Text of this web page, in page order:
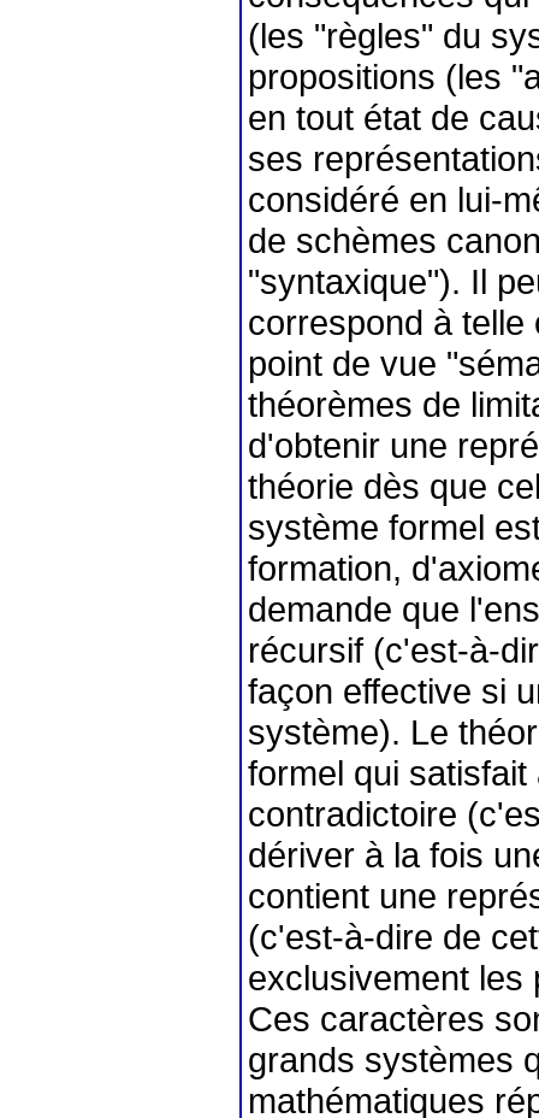
(les "règles" du
propositions (les
en tout état de
ses
considéré en lui-
de schèmes
"syntaxique"). Il
correspond à telle
point de vue
théorèmes de
d'obtenir une
théorie dès que
système formel
formation,
demande que
récursif (c'est-à-
façon effective si
système). Le
formel qui
contradictoire
dériver à la fois
contient une
(c'est-à-dire de
exclusivement les
Ces caractères
grands systèmes
mathématiques